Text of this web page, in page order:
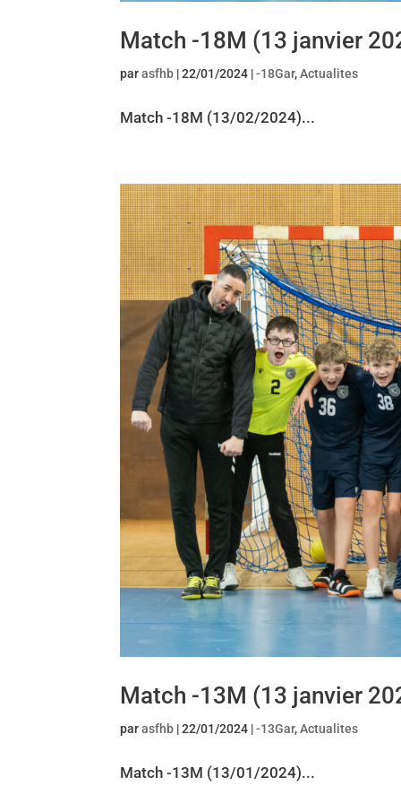
Match -18M (13 janvier
parasfhb |22/01/2024 |-18Gar,Actualites
Match -18M (13/02/2024)...
Match -13M (13 janvier
parasfhb |22/01/2024 |-13Gar,Actualites
Match -13M (13/01/2024)...